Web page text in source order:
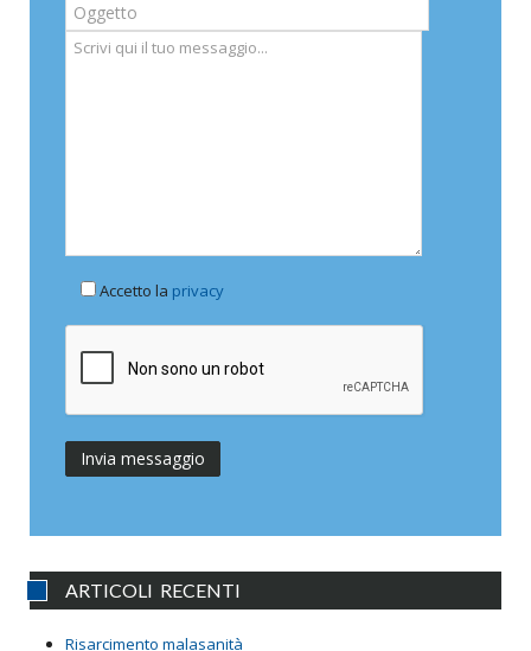
Accetto la privacy
ARTICOLI RECENTI
Risarcimento malasanità